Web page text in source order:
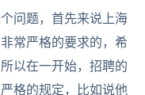
问题，首先来说上海
常严格的要求的，希
以在一开始，招聘的
格的规定，比如说他